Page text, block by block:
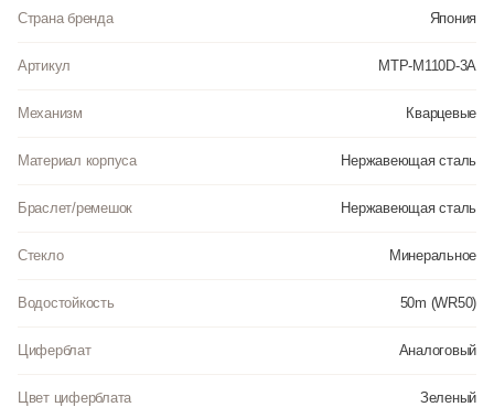
Страна бренда Япония
Артикул MTP-M110D-3A
Механизм Кварцевые
Материал корпуса Нержавеющая сталь
Браслет/ремешок Нержавеющая сталь
Стекло Минеральное
Водостойкость 50m (WR50)
Циферблат Аналоговый
Цвет циферблата Зеленый